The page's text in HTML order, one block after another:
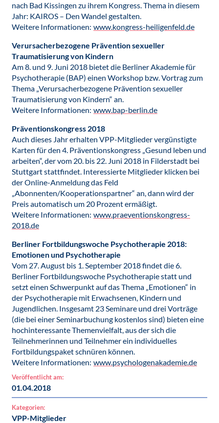
nach Bad Kissingen zu ihrem Kongress. Thema in diesem
Jahr: KAIROS – Den Wandel gestalten.
Weitere Informationen: www.kongress-heiligenfeld.de
Verursacherbezogene Prävention sexueller
Traumatisierung von Kindern
Am 8. und 9. Juni 2018 bietet die Berliner Akademie für
Psychotherapie (BAP) einen Workshop bzw. Vortrag zum
Thema „Verursacherbezogene Prävention sexueller
Traumatisierung von Kindern“ an.
Weitere Informationen: www.bap-berlin.de
Präventionskongress 2018
Auch dieses Jahr erhalten VPP-Mitglieder vergünstigte
Karten für den 4. Präventionskongress „Gesund leben und
arbeiten“, der vom 20. bis 22. Juni 2018 in Filderstadt bei
Stuttgart stattfindet. Interessierte Mitglieder klicken bei
der Online-Anmeldung das Feld
„Abonnenten/Kooperationspartner“ an, dann wird der
Preis automatisch um 20 Prozent ermäßigt.
Weitere Informationen: www.praeventionskongress-
2018.de
Berliner Fortbildungswoche Psychotherapie 2018:
Emotionen und Psychotherapie
Vom 27. August bis 1. September 2018 findet die 6.
Berliner Fortbildungswoche Psychotherapie statt und
setzt einen Schwerpunkt auf das Thema „Emotionen“ in
der Psychotherapie mit Erwachsenen, Kindern und
Jugendlichen. Insgesamt 23 Seminare und drei Vorträge
(die bei einer Seminarbuchung kostenlos sind) bieten eine
hochinteressante Themenvielfalt, aus der sich die
Teilnehmerinnen und Teilnehmer ein individuelles
Fortbildungspaket schnüren können.
Weitere Informationen: www.psychologenakademie.de
Veröffentlicht am:
01.04.2018
Kategorien:
VPP-Mitglieder